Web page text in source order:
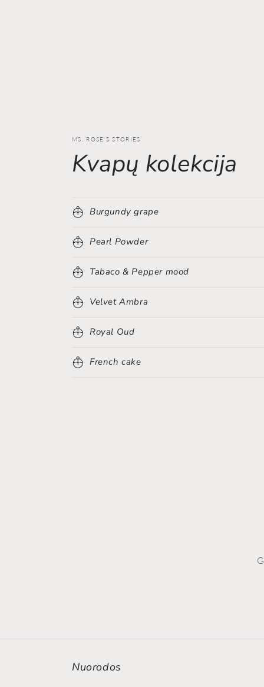
MS. ROSE'S STORIES
Kvapų kolekcija
Burgundy grape
Pearl Powder
Tabaco & Pepper mood
Velvet Ambra
Royal Oud
French cake
Nuorodos